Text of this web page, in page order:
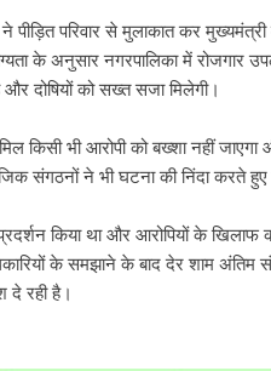
पीड़ित परिवार से मुलाकात कर
के अनुसार नगरपालिका में रोजगार
दोषियों को सख्त सजा मिलेगी।
किसी भी आरोपी को बख्शा नहीं
संगठनों ने भी घटना की निंदा करते
किया था और आरोपियों के
के समझाने के बाद देर शाम अंतिम
दे रही है।